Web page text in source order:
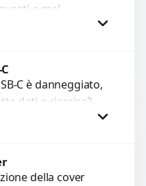
o mal
strumenti
file importanti
C è danneggiato,
dati o ricarica?
connettori
della cover